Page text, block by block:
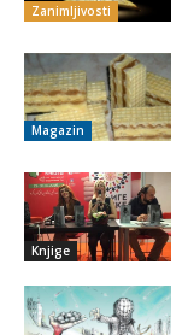
Zanimljivosti
Magazin
Knjige